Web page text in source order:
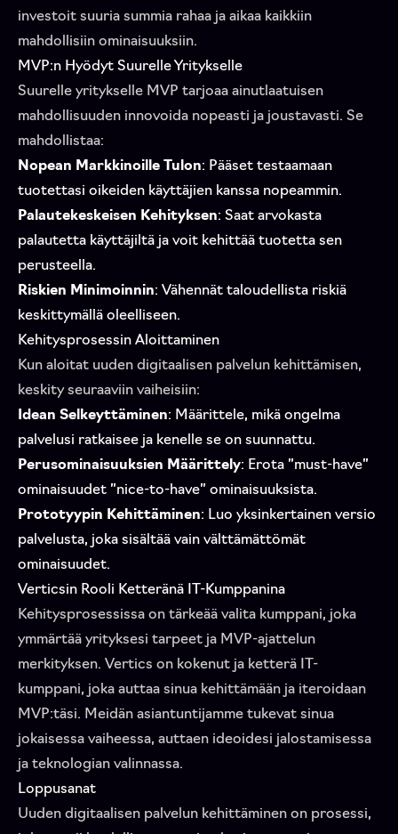
investoit suuria summia rahaa ja aikaa kaikkiin
mahdollisiin ominaisuuksiin.
MVP:n Hyödyt Suurelle Yritykselle
Suurelle yritykselle MVP tarjoaa ainutlaatuisen
mahdollisuuden innovoida nopeasti ja joustavasti. Se
mahdollistaa:
Nopean Markkinoille Tulon: Pääset testaamaan
tuotettasi oikeiden käyttäjien kanssa nopeammin.
Palautekeskeisen Kehityksen: Saat arvokasta
palautetta käyttäjiltä ja voit kehittää tuotetta sen
perusteella.
Riskien Minimoinnin: Vähennät taloudellista riskiä
keskittymällä oleelliseen.
Kehitysprosessin Aloittaminen
Kun aloitat uuden digitaalisen palvelun kehittämisen,
keskity seuraaviin vaiheisiin:
Idean Selkeyttäminen: Määrittele, mikä ongelma
palvelusi ratkaisee ja kenelle se on suunnattu.
Perusominaisuuksien Määrittely: Erota ”must-have”
ominaisuudet ”nice-to-have” ominaisuuksista.
Prototyypin Kehittäminen: Luo yksinkertainen versio
palvelusta, joka sisältää vain välttämättömät
ominaisuudet.
Verticsin Rooli Ketteränä IT-Kumppanina
Kehitysprosessissa on tärkeää valita kumppani, joka
ymmärtää yrityksesi tarpeet ja MVP-ajattelun
merkityksen. Vertics on kokenut ja ketterä IT-
kumppani, joka auttaa sinua kehittämään ja iteroidaan
MVP:täsi. Meidän asiantuntijamme tukevat sinua
jokaisessa vaiheessa, auttaen ideoidesi jalostamisessa
ja teknologian valinnassa.
Loppusanat
Uuden digitaalisen palvelun kehittäminen on prosessi,